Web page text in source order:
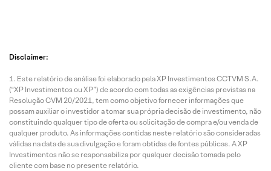
Disclaimer:
Este relatório de análise foi elaborado pela XP Investimentos CCTVM S.A.
(“XP Investimentos ou XP”) de acordo com todas as exigências previstas na
Resolução CVM 20/2021, tem como objetivo fornecer informações que
possam auxiliar o investidor a tomar sua própria decisão de investimento, não
constituindo qualquer tipo de oferta ou solicitação de compra e/ou venda de
qualquer produto. As informações contidas neste relatório são consideradas
válidas na data de sua divulgação e foram obtidas de fontes públicas. A XP
Investimentos não se responsabiliza por qualquer decisão tomada pelo
cliente com base no presente relatório.